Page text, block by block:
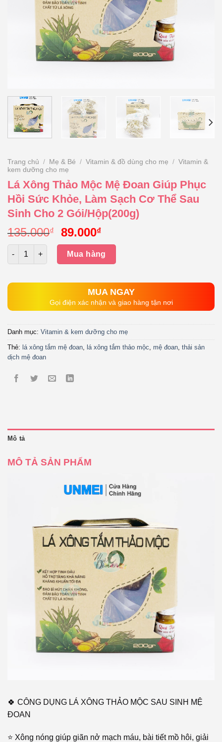
Trang chủ / Mẹ & Bé / Vitamin & đồ dùng cho mẹ / Vitamin &
kem dưỡng cho mẹ
Lá Xông Thảo Mộc Mệ Đoan Giúp Phục
Hồi Sức Khỏe, Làm Sạch Cơ Thể Sau
Sinh Cho 2 Gói/Hộp(200g)
135.000₫
Giá
gốc
là:
135.000₫.
89.000₫Giá
hiện
tại
là:
89.000₫.
Số lượng
Mua hàng
MUA NGAY
Gọi điện xác nhận và giao hàng tận nơi
Danh mục: Vitamin & kem dưỡng cho mẹ
Thẻ: lá xông tắm mệ đoan lá xông tắm thảo mộc mệ đoan thải sản
dịch mệ đoan
Mô tả
MÔ TẢ SẢN PHẨM
🍀 CÔNG DỤNG LÁ XÔNG THẢO MỘC SAU SINH MỆ
ĐOAN
⭐ Xông nóng giúp giãn nở mạch máu, bài tiết mồ hôi, giải